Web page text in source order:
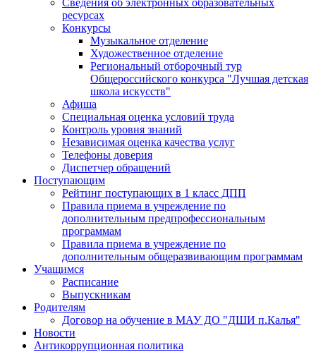
Сведения об электронных образовательных
ресурсах
Конкурсы
Музыкальное отделение
Художественное отделение
Региональный отборочный тур
Общероссийского конкурса "Лучшая детская
школа искусств"
Афиша
Специальная оценка условий труда
Контроль уровня знаний
Независимая оценка качества услуг
Телефоны доверия
Диспетчер обращений
Поступающим
Рейтинг поступающих в 1 класс ДПП
Правила приема в учреждение по
дополнительным предпрофессиональным
программам
Правила приема в учреждение по
дополнительным общеразвивающим программам
Учащимся
Расписание
Выпускникам
Родителям
Договор на обучение в МАУ ДО "ДШИ п.Калья"
Новости
Антикоррупционная политика